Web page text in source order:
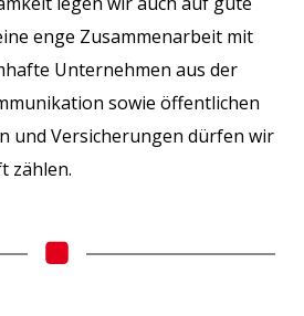
enge Zusammenarbeit mit
Unternehmen aus der
sowie öffentlichen
und Versicherungen dürfen wir
zählen.